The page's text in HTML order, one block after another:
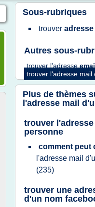
Sous-rubriques
trouver adresse
Autres sous-
trouver l'adresse
trouver l'adresse mail
Plus de thèmes
l'adresse mail
trouver
personne
comment peut
l'adresse mail
(235)
trouver une
d'un nom